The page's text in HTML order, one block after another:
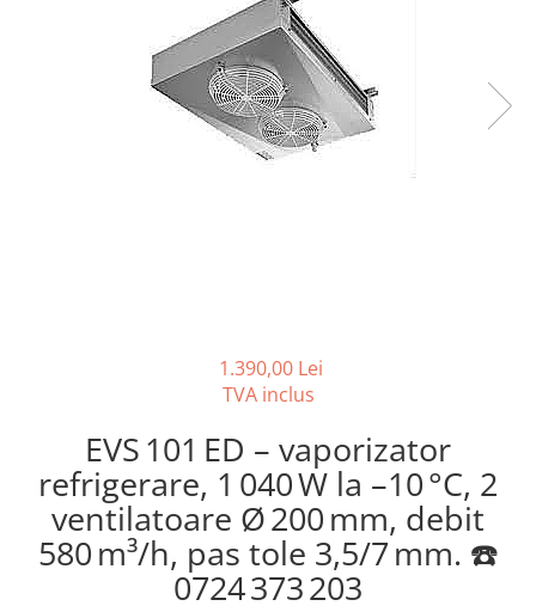
REZISTENTE SILICONICE
Compresoare Cubigel R134a
Compresoare Cubigel R404a
Compresoare Jiaxipera
1.390,00 Lei
TVA inclus
EVS 101 ED – vaporizator
refrigerare, 1 040 W la –10 °C, 2
ventilatoare Ø 200 mm, debit
580 m³/h, pas tole 3,5/7 mm. ☎️
0724 373 203